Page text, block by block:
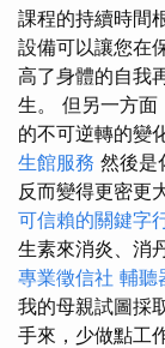
課程的持續時間
設備可以讓您在
高了身體的自我
生。 但另一方面
的不可逆轉的變
生館服務 然後是
反而變得更密更
可信賴的關鍵字
生素來消炎、消
專業徵信社 輔聽
我的母親試圖採
手來，少做點工